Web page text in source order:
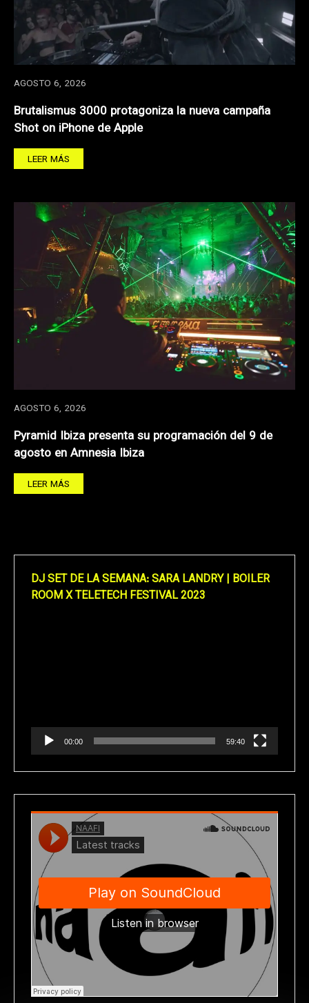
AGOSTO 6, 2026
Brutalismus 3000 protagoniza la nueva campaña
Shot on iPhone de Apple
LEER MÁS
AGOSTO 6, 2026
Pyramid Ibiza presenta su programación del 9 de
agosto en Amnesia Ibiza
LEER MÁS
DJ SET DE LA SEMANA: SARA LANDRY | BOILER
ROOM X TELETECH FESTIVAL 2023
00:00 59:40